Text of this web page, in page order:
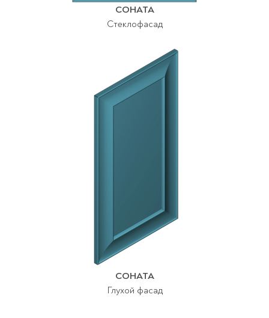
СОНАТА
Стеклофасад
СОНАТА
Глухой фасад